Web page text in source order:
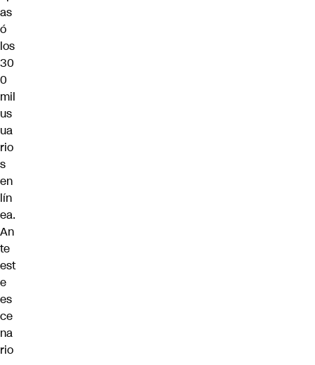
as
ó
los
30
0
mil
us
ua
rio
s
en
lín
ea.
An
te
est
e
es
ce
na
rio